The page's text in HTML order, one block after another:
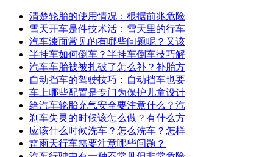
清楚轮胎的使用情况：根据前兆危险
雪天开车是件技术活：雪天里的行车
汽车漆面常见的有哪些问题呢？又该
半挂车如何倒车？半挂车倒车技巧解
汽车车胎被被扎破了怎么补？补胎方
自动挡车的驾驶技巧：自动挡车也要
车上哪些配置是专门为保护儿童设计
给汽车轮胎充气安全要注意什么？汽
刹车失灵的时候该怎么做？有什么方
应该什么时候洗车？怎么洗车？怎样
雷雨天行车需要注意哪些问题？